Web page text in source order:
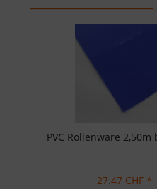
PVC Rollenware
27.47 CHF *